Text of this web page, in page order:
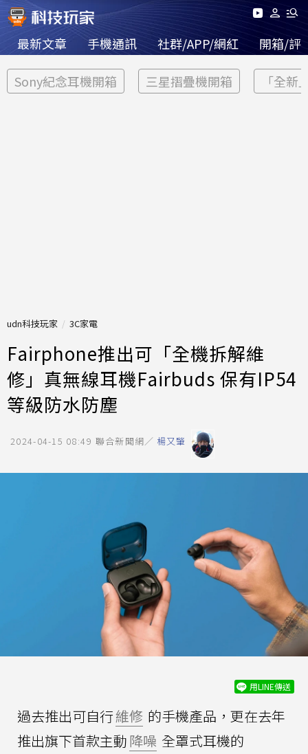
最新文章 手機通訊 社群/APP/網紅 開箱/評
Sony紀念耳機開箱 三星摺疊機開箱 「全新
udn科技玩家 3C家電
Fairphone推出可「全機拆解維
修」真無線耳機Fairbuds 保有IP54
等級防水防塵
2024-04-15 08:49 聯合新聞網／ 楊又肇
用LINE傳送
過去推出可自行維修 的手機產品，更在去年
推出旗下首款主動降噪 全罩式耳機的